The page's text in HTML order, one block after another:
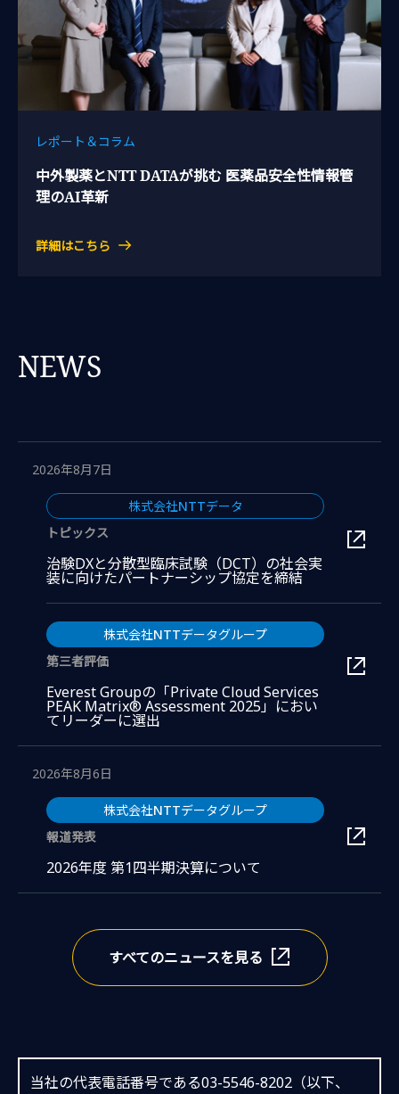
レポート＆コラム
中外製薬とNTT DATAが挑む 医薬品安全性情報管
理のAI革新
詳細はこちら
NEWS
2026年8月7日
株式会社NTTデータ
トピックス
治験DXと分散型臨床試験（DCT）の社会実
装に向けたパートナーシップ協定を締結新しいウィン
株式会社NTTデータグループ
第三者評価
Everest Groupの「Private Cloud Services
PEAK Matrix® Assessment 2025」におい
てリーダーに選出
2026年8月6日
株式会社NTTデータグループ
報道発表
2026年度 第1四半期決算について
すべてのニュースを見る
当社の代表電話番号である03-5546-8202（以下、